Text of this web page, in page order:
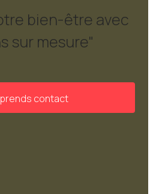
bien-être avec
sur mesure"
contact